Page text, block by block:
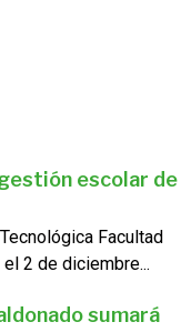
escolar de
Facultad
2 de diciembre...
sumará